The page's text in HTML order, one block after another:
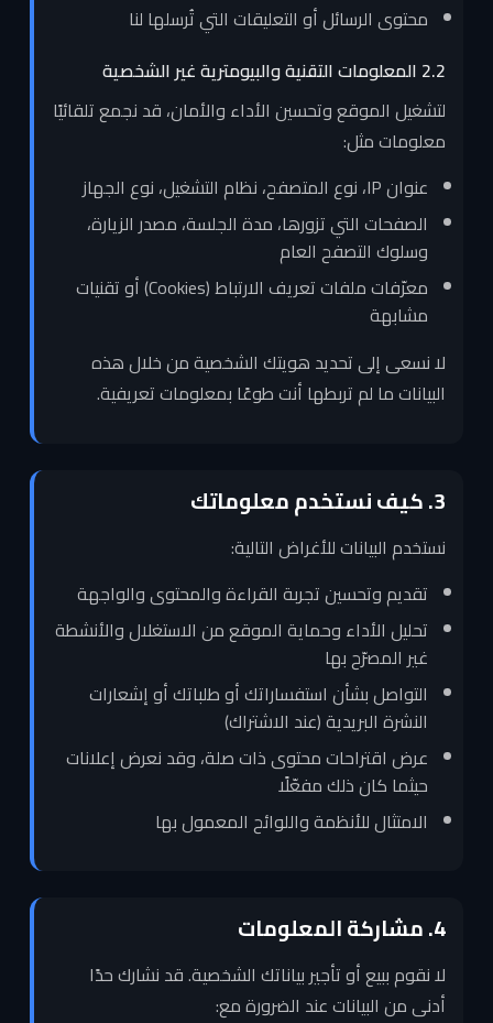
محتوى الرسائل أو التعليقات التي تُرسلها لنا
2.2 المعلومات التقنية والبيومترية غير الشخصية
لتشغيل الموقع وتحسين الأداء والأمان، قد نجمع تلقائيًا
معلومات مثل:
عنوان IP، نوع المتصفح، نظام التشغيل، نوع الجهاز
الصفحات التي تزورها، مدة الجلسة، مصدر الزيارة،
وسلوك التصفح العام
معرّفات ملفات تعريف الارتباط (Cookies) أو تقنيات
مشابهة
لا نسعى إلى تحديد هويتك الشخصية من خلال هذه
البيانات ما لم تربطها أنت طوعًا بمعلومات تعريفية.
3. كيف نستخدم معلوماتك
نستخدم البيانات للأغراض التالية:
تقديم وتحسين تجربة القراءة والمحتوى والواجهة
تحليل الأداء وحماية الموقع من الاستغلال والأنشطة
غير المصرّح بها
التواصل بشأن استفساراتك أو طلباتك أو إشعارات
النشرة البريدية (عند الاشتراك)
عرض اقتراحات محتوى ذات صلة، وقد نعرض إعلانات
حيثما كان ذلك مفعّلًا
الامتثال للأنظمة واللوائح المعمول بها
4. مشاركة المعلومات
لا نقوم ببيع أو تأجير بياناتك الشخصية. قد نشارك حدًا
أدنى من البيانات عند الضرورة مع: